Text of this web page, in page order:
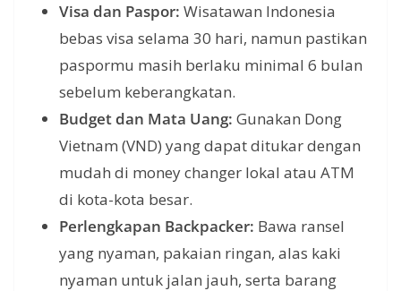
Visa dan Paspor: Wisatawan Indonesia
bebas visa selama 30 hari, namun pastikan
paspormu masih berlaku minimal 6 bulan
sebelum keberangkatan.
Budget dan Mata Uang: Gunakan Dong
Vietnam (VND) yang dapat ditukar dengan
mudah di money changer lokal atau ATM
di kota-kota besar.
Perlengkapan Backpacker: Bawa ransel
yang nyaman, pakaian ringan, alas kaki
nyaman untuk jalan jauh, serta barang